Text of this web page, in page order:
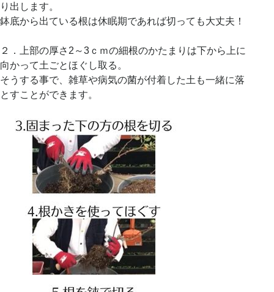
り出します。
鉢底から出ている根は休眠期であれば切っても大丈夫！
２．上部の厚さ2～3ｃｍの細根のかたまりは下から上に
向かって土ごとほぐし取る。
そうする事で、雑草や病気の菌が付着した土も一緒に落
とすことができます。